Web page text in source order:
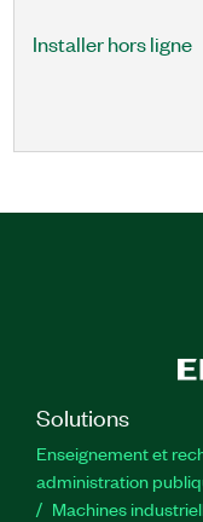
Installer hors ligne
Solutions
Enseignement et
administration
Machines